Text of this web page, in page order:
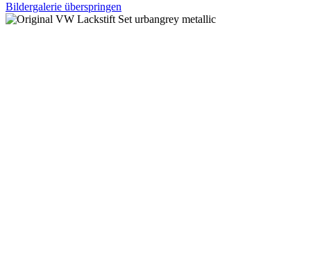
Bildergalerie überspringen